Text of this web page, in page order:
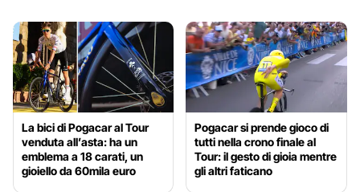
La bici di Pogacar al Tour
venduta all’asta: ha un
emblema a 18 carati, un
gioiello da 60mila euro
Pogacar si prende gioco di
tutti nella crono finale al
Tour: il gesto di gioia mentre
gli altri faticano